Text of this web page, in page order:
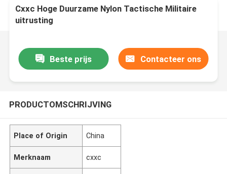
Cxxc Hoge Duurzame Nylon Tactische Militaire
uitrusting
Beste prijs Contacteer ons
PRODUCTOMSCHRIJVING
Place of Origin China
Merknaam cxxc